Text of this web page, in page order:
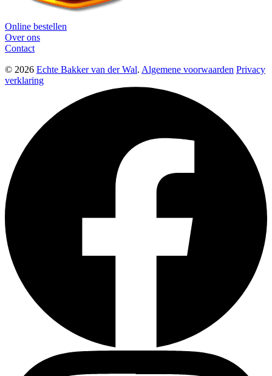
Online bestellen
Over ons
Contact
© 2026 Echte Bakker van der Wal. Algemene voorwaarden Privacy
verklaring